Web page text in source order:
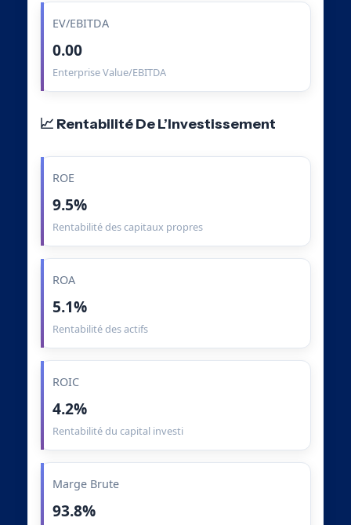
EV/EBITDA
0.00
Enterprise Value/EBITDA
📈 Rentabilité De L’Investissement
ROE
9.5%
Rentabilité des capitaux propres
ROA
5.1%
Rentabilité des actifs
ROIC
4.2%
Rentabilité du capital investi
Marge Brute
93.8%